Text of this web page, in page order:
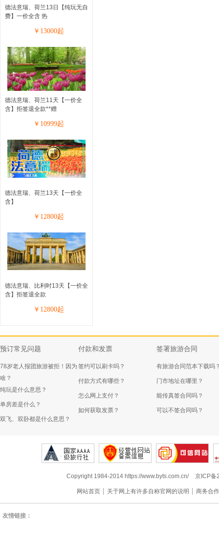
德法意瑞、荷兰13日【纯玩无自
费】一价全含 热
￥ 13000起
德法意瑞、荷兰11天【一价全
含】拒签退全款**赠
￥ 10999起
德法意瑞、荷兰13天【一价全
含】
￥ 12800起
德法意瑞、比利时13天【一价全
含】拒签退全款
￥ 12800起
预订常见问题
78岁老人报团旅游被拒！因为
啥？
纯玩是什么意思？
单房差是什么？
双飞、双卧都是什么意思？
付款和发票
签约可以刷卡吗？
付款方式有哪些？
怎么网上支付？
如何获取发票？
签署旅游合同
有旅游合同范本下载吗
门市地址在哪里？
能传真签合同吗？
可以不签合同吗？
Copyright 1984-2014 https://www.byts.com.cn/ 京ICP备
网站首页 关于网上有许多自称官网的说明 商务合
友情链接：